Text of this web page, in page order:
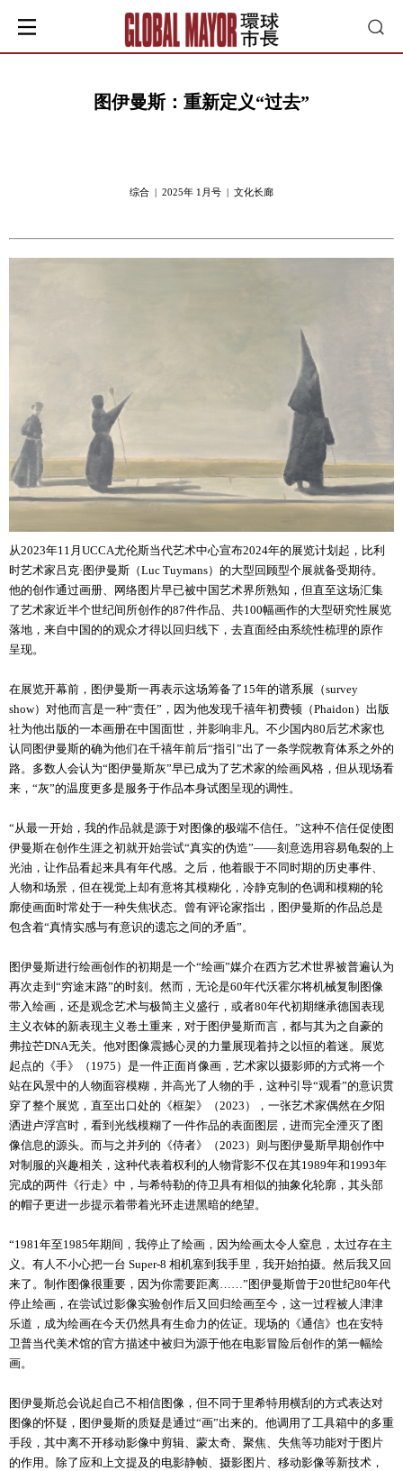
图伊曼斯：重新定义“过去”
综合 | 2025年 1月号 | 文化长廊
从2023年11月UCCA尤伦斯当代艺术中心宣布2024年的展览计划起，比利
时艺术家吕克·图伊曼斯（Luc Tuymans）的大型回顾型个展就备受期待。
他的创作通过画册、网络图片早已被中国艺术界所熟知，但直至这场汇集
了艺术家近半个世纪间所创作的87件作品、共100幅画作的大型研究性展览
落地，来自中国的的观众才得以回归线下，去直面经由系统性梳理的原作
呈现。
在展览开幕前，图伊曼斯一再表示这场筹备了15年的谱系展（survey
show）对他而言是一种“责任”，因为他发现千禧年初费顿（Phaidon）出版
社为他出版的一本画册在中国面世，并影响非凡。不少国内80后艺术家也
认同图伊曼斯的确为他们在千禧年前后“指引”出了一条学院教育体系之外的
路。多数人会认为“图伊曼斯灰”早已成为了艺术家的绘画风格，但从现场看
来，“灰”的温度更多是服务于作品本身试图呈现的调性。
“从最一开始，我的作品就是源于对图像的极端不信任。”这种不信任促使图
伊曼斯在创作生涯之初就开始尝试“真实的伪造”——刻意选用容易龟裂的上
光油，让作品看起来具有年代感。之后，他着眼于不同时期的历史事件、
人物和场景，但在视觉上却有意将其模糊化，冷静克制的色调和模糊的轮
廓使画面时常处于一种失焦状态。曾有评论家指出，图伊曼斯的作品总是
包含着“真情实感与有意识的遗忘之间的矛盾”。
图伊曼斯进行绘画创作的初期是一个“绘画”媒介在西方艺术世界被普遍认为
再次走到“穷途末路”的时刻。然而，无论是60年代沃霍尔将机械复制图像
带入绘画，还是观念艺术与极简主义盛行，或者80年代初期继承德国表现
主义衣钵的新表现主义卷土重来，对于图伊曼斯而言，都与其为之自豪的
弗拉芒DNA无关。他对图像震撼心灵的力量展现着持之以恒的着迷。展览
起点的《手》（1975）是一件正面肖像画，艺术家以摄影师的方式将一个
站在风景中的人物面容模糊，并高光了人物的手，这种引导“观看”的意识贯
穿了整个展览，直至出口处的《框架》（2023），一张艺术家偶然在夕阳
洒进卢浮宫时，看到光线模糊了一件作品的表面图层，进而完全湮灭了图
像信息的源头。而与之并列的《侍者》（2023）则与图伊曼斯早期创作中
对制服的兴趣相关，这种代表着权利的人物背影不仅在其1989年和1993年
完成的两件《行走》中，与希特勒的侍卫具有相似的抽象化轮廓，其头部
的帽子更进一步提示着带着光环走进黑暗的绝望。
“1981年至1985年期间，我停止了绘画，因为绘画太令人窒息，太过存在主
义。有人不小心把一台 Super-8 相机塞到我手里，我开始拍摄。然后我又回
来了。制作图像很重要，因为你需要距离……”图伊曼斯曾于20世纪80年代
停止绘画，在尝试过影像实验创作后又回归绘画至今，这一过程被人津津
乐道，成为绘画在今天仍然具有生命力的佐证。现场的《通信》也在安特
卫普当代美术馆的官方描述中被归为源于他在电影冒险后创作的第一幅绘
画。
图伊曼斯总会说起自己不相信图像，但不同于里希特用横刮的方式表达对
图像的怀疑，图伊曼斯的质疑是通过“画”出来的。他调用了工具箱中的多重
手段，其中离不开移动影像中剪辑、蒙太奇、聚焦、失焦等功能对于图片
的作用。除了应和上文提及的电影静帧、摄影图片、移动影像等新技术，